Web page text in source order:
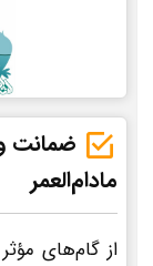
ضمانت
مادام‌العمر
از گام‌های